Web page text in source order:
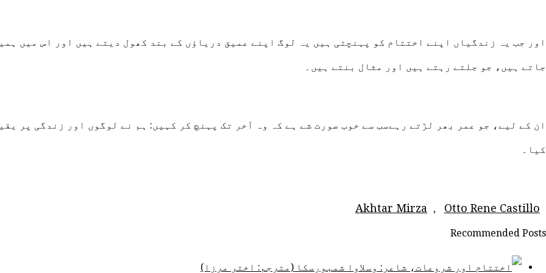
اور جب یہ زندگیاں اپنے اختتام کو پہنچتی ہیں یہ لوگ اپنے عمیق دریاؤں کے بند کھول دیتے ہیں اور اس میں
جاتے ہیں، جو جلتے رہتے ہیں اور مثال بنتے ہیں۔
ان کے لیے، جو عمر بھر لڑتے رہےسب سے خوب صورت شے ہے کہ وہ آخر تک پہنچ کر کہیں: ہم نے لوگوں اور زندگی پر
کیا۔
Akhtar Mirza , Otto Rene Castillo
Recommended Posts